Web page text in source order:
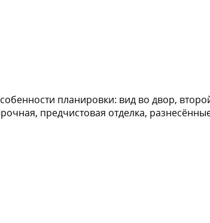
планировки: вид во двор,
предчистовая отделка,